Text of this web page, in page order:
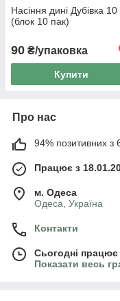
Насіння дині Дубівка 10
(блок 10 пак)
90 ₴/упаковка
Купити
Про нас
94% позитивних з
Працює з
м. Одеса
Одеса, Україна
Контакти
Сьогодні
Показати весь